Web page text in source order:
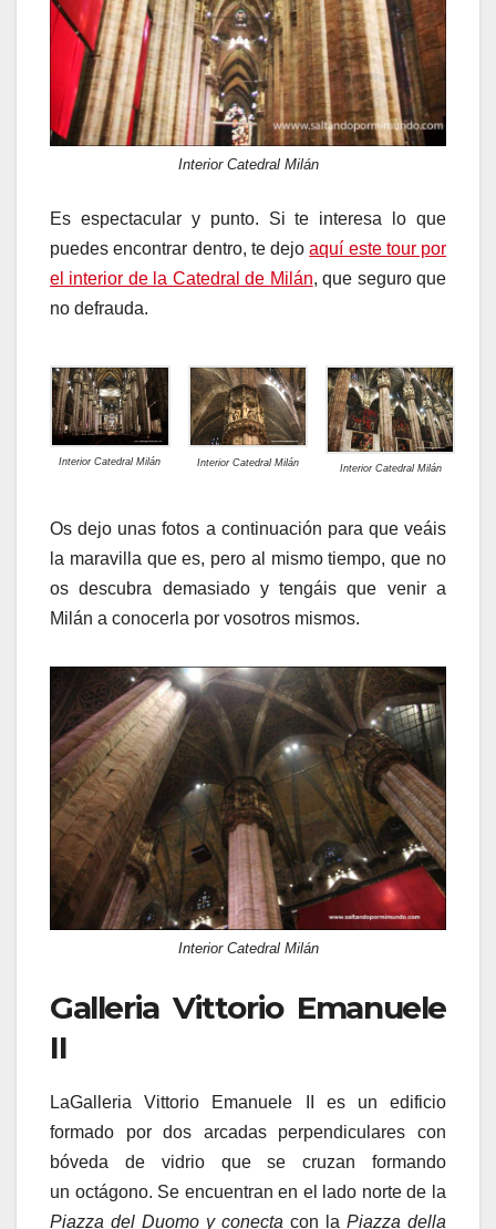
Interior Catedral Milán
Es espectacular y punto. Si te interesa lo que
puedes encontrar dentro, te dejoaquí este tour por
el interior de la Catedral de Milán, que seguro que
no defrauda.
Interior Catedral Milán Interior Catedral Milán
Interior Catedral Milán
Os dejo unas fotos a continuación para que veáis
la maravilla que es, pero al mismo tiempo, que no
os descubra demasiado y tengáis que venir a
Milán a conocerla por vosotros mismos.
Interior Catedral Milán
Galleria Vittorio Emanuele
II
LaGalleria Vittorio Emanuele II es un edificio
formado por dos arcadas perpendiculares con
bóveda de vidrio que se cruzan formando
un octágono. Se encuentran en el lado norte de la
Piazza del Duomo y conecta con la Piazza della